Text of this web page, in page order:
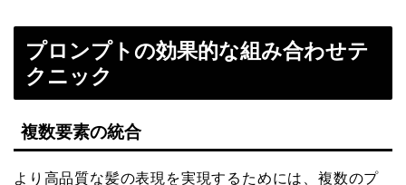
プロンプトの効果的な組み合わせテ
クニック
複数要素の統合
より高品質な髪の表現を実現するためには、複数のプ